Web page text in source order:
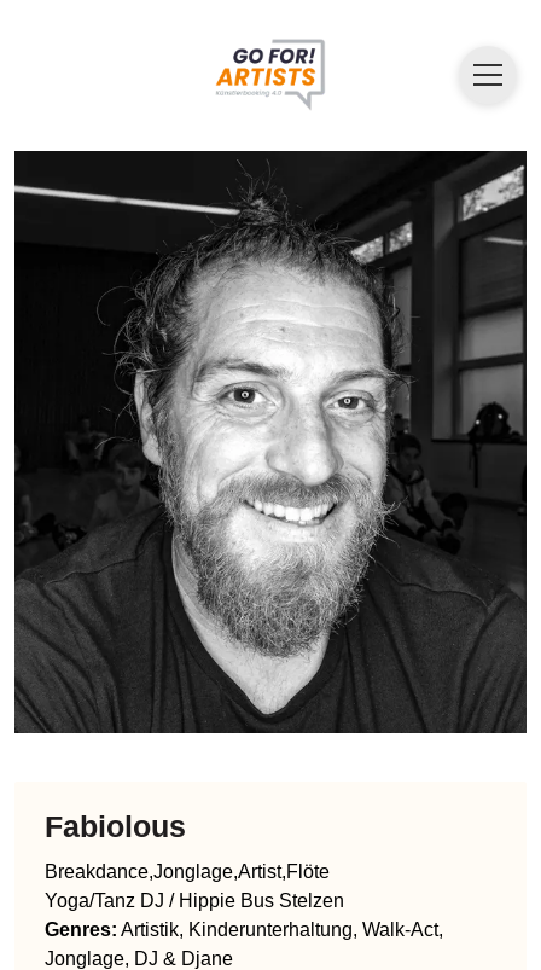
Fabiolous
Breakdance,Jonglage,Artist,Flöte
Yoga/Tanz DJ / Hippie Bus Stelzen
Genres: Artistik, Kinderunterhaltung, Walk-Act,
Jonglage, DJ & Djane